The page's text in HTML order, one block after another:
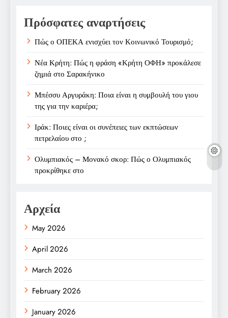
Πρόσφατες αναρτήσεις
Πώς ο ΟΠΕΚΑ ενισχύει τον Κοινωνικό Τουρισμό;
Νέα Κρήτη: Πώς η φράση «Κρήτη ΟΦΗ» προκάλεσε
ζημιά στο Σαρακήνικο
Μπέσσυ Αργυράκη: Ποια είναι η συμβουλή του γιου
της για την καριέρα;
Ιράκ: Ποιες είναι οι συνέπειες των εκπτώσεων
πετρελαίου στο ;
Ολυμπιακός – Μονακό σκορ: Πώς ο Ολυμπιακός
προκρίθηκε στο
Αρχεία
May 2026
April 2026
March 2026
February 2026
January 2026